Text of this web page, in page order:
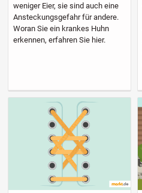
weniger Eier, sie sind auch eine
Ansteckungsgefahr für andere.
Woran Sie ein krankes Huhn
erkennen, erfahren Sie hier.